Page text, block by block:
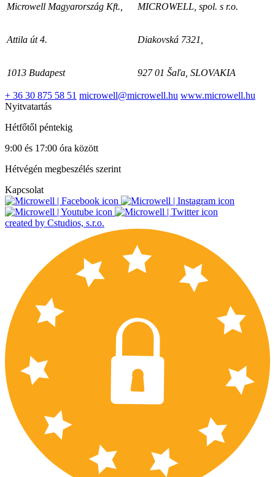
Microwell Magyarország Kft., MICROWELL, spol. s r.o.
Attila út 4. Diakovská 7321,
1013 Budapest 927 01 Šaľa, SLOVAKIA
+ 36 30 875 58 51 microwell@microwell.hu www.microwell.hu
Nyitvatartás
Hétfőtől péntekig
9:00 és 17:00 óra között
Hétvégén megbeszélés szerint
Kapcsolat
created by Cstudios, s.r.o.